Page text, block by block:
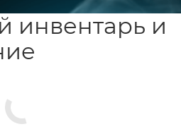
инвентарь и